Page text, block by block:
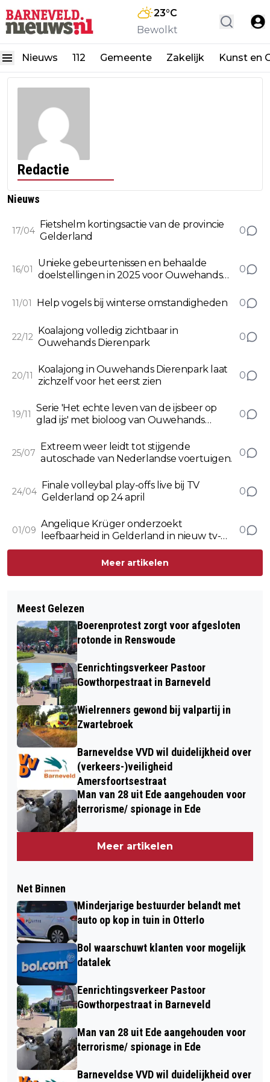
23°C
Bewolkt
Nieuws 112 Gemeente Zakelijk Kunst en
Redactie
Nieuws
17/04
Fietshelm kortingsactie van de provincie
Gelderland
0
16/01
Unieke gebeurtenissen en behaalde
doelstellingen in 2025 voor Ouwehands
0
11/01 Help vogels bij winterse omstandigheden 0
22/12
Koalajong volledig zichtbaar in
Ouwehands Dierenpark
0
20/11
Koalajong in Ouwehands Dierenpark laat
zichzelf voor het eerst zien
0
19/11
Serie 'Het echte leven van de ijsbeer op
glad ijs' met bioloog van Ouwehands
0
25/07
Extreem weer leidt tot stijgende
autoschade van Nederlandse voertuigen.
0
24/04
Finale volleybal play-offs live bij TV
Gelderland op 24 april
0
01/09
Angelique Krüger onderzoekt
leefbaarheid in Gelderland in nieuw tv-
programma
0
Meer artikelen
Meest Gelezen
Boerenprotest zorgt voor afgesloten
rotonde in Renswoude
Eenrichtingsverkeer Pastoor
Gowthorpestraat in Barneveld
Wielrenners gewond bij valpartij in
Zwartebroek
Barneveldse VVD wil duidelijkheid over
(verkeers-)veiligheid
Amersfoortsestraat
Man van 28 uit Ede aangehouden voor
terrorisme/ spionage in Ede
Meer artikelen
Net Binnen
Minderjarige bestuurder belandt met
auto op kop in tuin in Otterlo
Bol waarschuwt klanten voor mogelijk
datalek
Eenrichtingsverkeer Pastoor
Gowthorpestraat in Barneveld
Man van 28 uit Ede aangehouden voor
terrorisme/ spionage in Ede
Barneveldse VVD wil duidelijkheid over